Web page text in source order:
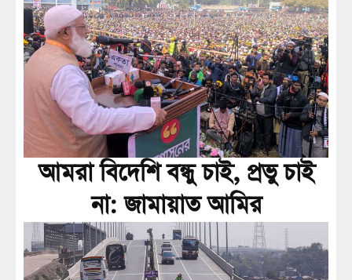
আমরা বিদেশি বন্ধু চাই, প্রভু চাই
না: জামায়াত আমির